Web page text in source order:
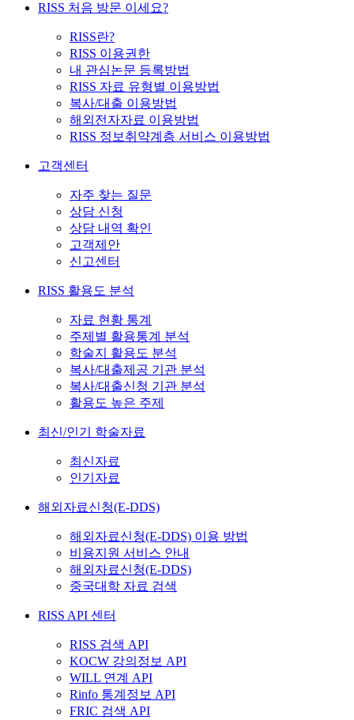
RISS 처음 방문 이세요?
RISS란?
RISS 이용권한
내 관심논문 등록방법
RISS 자료 유형별 이용방법
복사/대출 이용방법
해외전자자료 이용방법
RISS 정보취약계층 서비스 이용방법
고객센터
자주 찾는 질문
상담 신청
상담 내역 확인
고객제안
신고센터
RISS 활용도 분석
자료 현황 통계
주제별 활용통계 분석
학술지 활용도 분석
복사/대출제공 기관 분석
복사/대출신청 기관 분석
활용도 높은 주제
최신/인기 학술자료
최신자료
인기자료
해외자료신청(E-DDS)
해외자료신청(E-DDS) 이용 방법
비용지원 서비스 안내
해외자료신청(E-DDS)
중국대학 자료 검색
RISS API 센터
RISS 검색 API
KOCW 강의정보 API
WILL 연계 API
Rinfo 통계정보 API
FRIC 검색 API